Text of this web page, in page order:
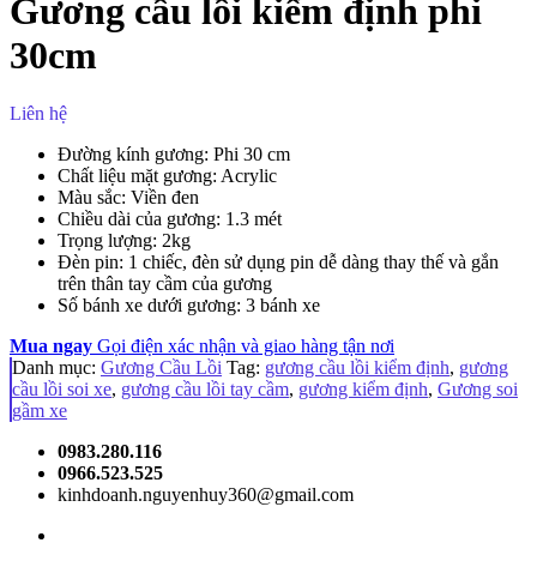
Gương cầu lồi kiểm định phi
30cm
Liên hệ
Đường kính gương: Phi 30 cm
Chất liệu mặt gương: Acrylic
Màu sắc: Viền đen
Chiều dài của gương: 1.3 mét
Trọng lượng: 2kg
Đèn pin: 1 chiếc, đèn sử dụng pin dễ dàng thay thế và gắn
trên thân tay cầm của gương
Số bánh xe dưới gương: 3 bánh xe
Mua ngay Gọi điện xác nhận và giao hàng tận nơi
Danh mục: Gương Cầu Lồi Tag: gương cầu lồi kiểm định, gương
cầu lồi soi xe, gương cầu lồi tay cầm, gương kiểm định, Gương soi
gầm xe
0983.280.116
0966.523.525
kinhdoanh.nguyenhuy360@gmail.com